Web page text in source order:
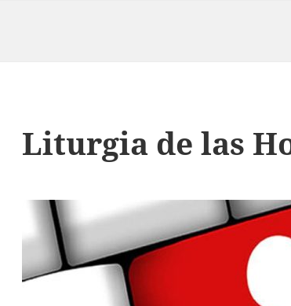
Liturgia de las